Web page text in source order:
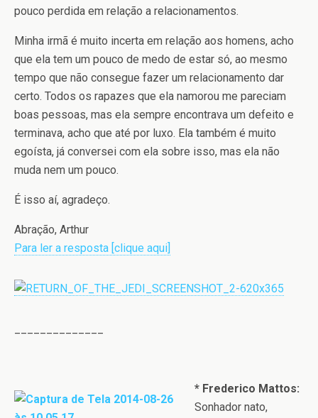
pouco perdida em relação a relacionamentos.
Minha irmã é muito incerta em relação aos homens, acho
que ela tem um pouco de medo de estar só, ao mesmo
tempo que não consegue fazer um relacionamento dar
certo. Todos os rapazes que ela namorou me pareciam
boas pessoas, mas ela sempre encontrava um defeito e
terminava, acho que até por luxo. Ela também é muito
egoísta, já conversei com ela sobre isso, mas ela não
muda nem um pouco.
É isso aí, agradeço.
Abração, Arthur
Para ler a resposta [clique aqui]
* Frederico Mattos:
Sonhador nato,